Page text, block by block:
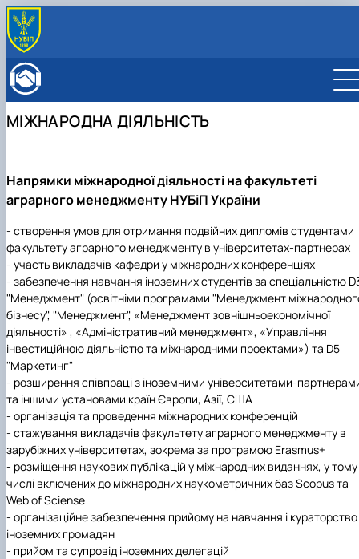
ОСВІТНЯ ДІЯЛЬНІСТЬ
Бакалаврат
Підготовка аспірантів
Науково-дослідна робота
Виховна та спортивна робота
Сенат студентської організації факультету
Стипендія
ВСТУПНИКУ
Магістр
Доктор філософії (PhD)
Міжнародні програми з можливістю отримання
подвійних дипломів (Double Degree Pr…
Program in Management
РАДА РОБОТОДАВЦІВ
МІЖНАРОДНА ДІЯЛЬНІСТЬ
Напрямки міжнародної діяльності на факультеті
аграрного менеджменту НУБіП України
- створення умов для отримання подвійних дипломів студентами
факультету аграрного менеджменту в університетах-партнерах
- участь викладачів кафедри у міжнародних конференціях
- забезпечення навчання іноземних студентів за спеціальністю
"Менеджмент" (освітніми програмами "Менеджмент
бізнесу", "Менеджмент", «Менеджмент зовнішньоекономічної
діяльності» , «Адміністративний менеджмент», «Управління
інвестиційною діяльністю та міжнародними проектами») та D5
"Маркетинг"
- розширення співпраці з іноземними університетами-
та іншими установами країн Європи, Азії, США
- організація та проведення міжнародних конференцій
- стажування викладачів факультету аграрного менеджменту в
зарубіжних університетах, зокрема за програмою Erasmus+
- розміщення наукових публікацій у міжнародних виданнях, у тому
числі включених до міжнародних наукометричних баз Scopus та
Web of Sciense
- організаційне забезпечення прийому на навчання і кураторство
іноземних громадян
- прийом та супровід іноземних делегацій